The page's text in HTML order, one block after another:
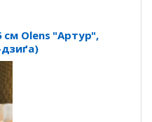
см Olens "Артур",